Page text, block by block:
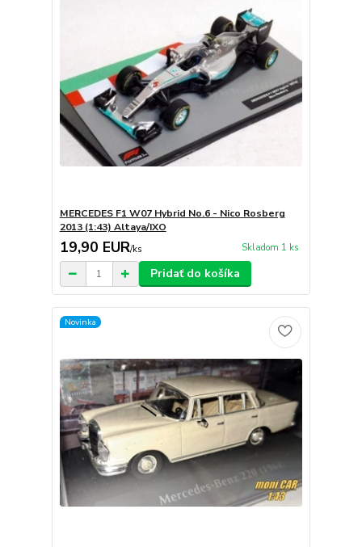
MERCEDES F1 W07 Hybrid No.6 - Nico Rosberg
2013 (1:43) Altaya/IXO
19,90 EUR/ks Skladom 1 ks
Pridať do košíka
Novinka